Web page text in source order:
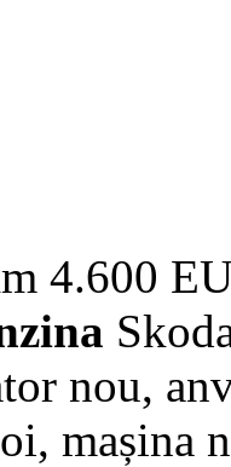
4.600
nou,
mașina